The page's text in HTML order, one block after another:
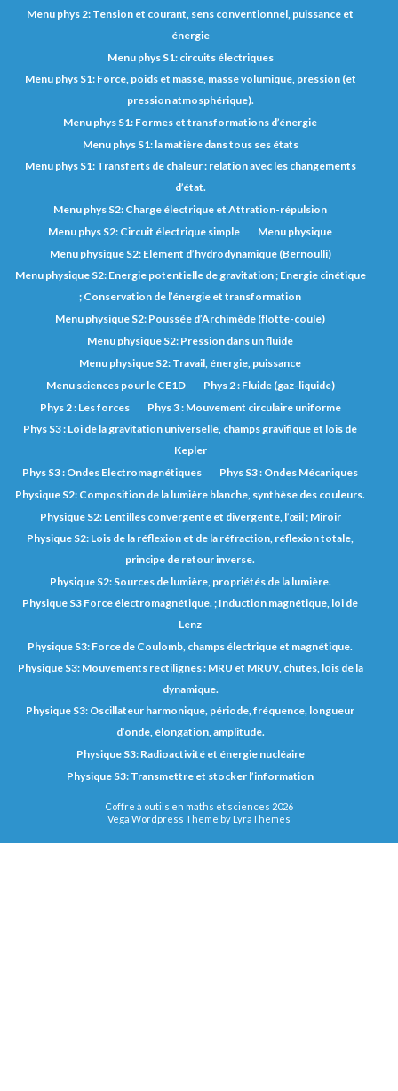
Menu phys 2: Tension et courant, sens conventionnel, puissance et
énergie
Menu phys S1: circuits électriques
Menu phys S1: Force, poids et masse, masse volumique, pression (et
pression atmosphérique).
Menu phys S1: Formes et transformations d’énergie
Menu phys S1: la matière dans tous ses états
Menu phys S1: Transferts de chaleur : relation avec les changements
d’état.
Menu phys S2: Charge électrique et Attration-répulsion
Menu phys S2: Circuit électrique simple
Menu physique
Menu physique S2: Elément d’hydrodynamique (Bernoulli)
Menu physique S2: Energie potentielle de gravitation ; Energie cinétique
; Conservation de l’énergie et transformation
Menu physique S2: Poussée d’Archimède (flotte-coule)
Menu physique S2: Pression dans un fluide
Menu physique S2: Travail, énergie, puissance
Menu sciences pour le CE1D
Phys 2 : Fluide (gaz-liquide)
Phys 2 : Les forces
Phys 3 : Mouvement circulaire uniforme
Phys S3 : Loi de la gravitation universelle, champs gravifique et lois de
Kepler
Phys S3 : Ondes Electromagnétiques
Phys S3 : Ondes Mécaniques
Physique S2: Composition de la lumière blanche, synthèse des couleurs.
Physique S2: Lentilles convergente et divergente, l’œil ; Miroir
Physique S2: Lois de la réflexion et de la réfraction, réflexion totale,
principe de retour inverse.
Physique S2: Sources de lumière, propriétés de la lumière.
Physique S3 Force électromagnétique. ; Induction magnétique, loi de
Lenz
Physique S3: Force de Coulomb, champs électrique et magnétique.
Physique S3: Mouvements rectilignes : MRU et MRUV, chutes, lois de la
dynamique.
Physique S3: Oscillateur harmonique, période, fréquence, longueur
d’onde, élongation, amplitude.
Physique S3: Radioactivité et énergie nucléaire
Physique S3: Transmettre et stocker l’information
Coffre à outils en maths et sciences 2026
Vega Wordpress Theme by LyraThemes